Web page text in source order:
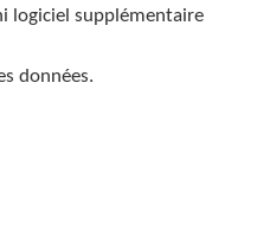
logiciel supplémentaire
données.